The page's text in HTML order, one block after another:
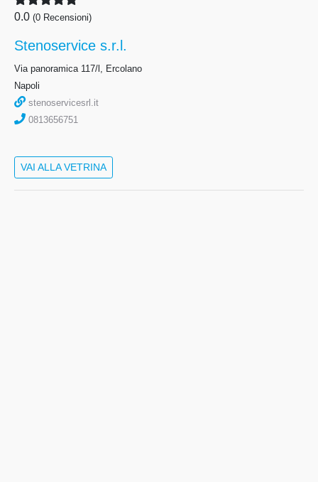
0.0 (0 Recensioni)
Stenoservice s.r.l.
Via panoramica 117/l, Ercolano
Napoli
stenoservicesrl.it
0813656751
VAI ALLA VETRINA